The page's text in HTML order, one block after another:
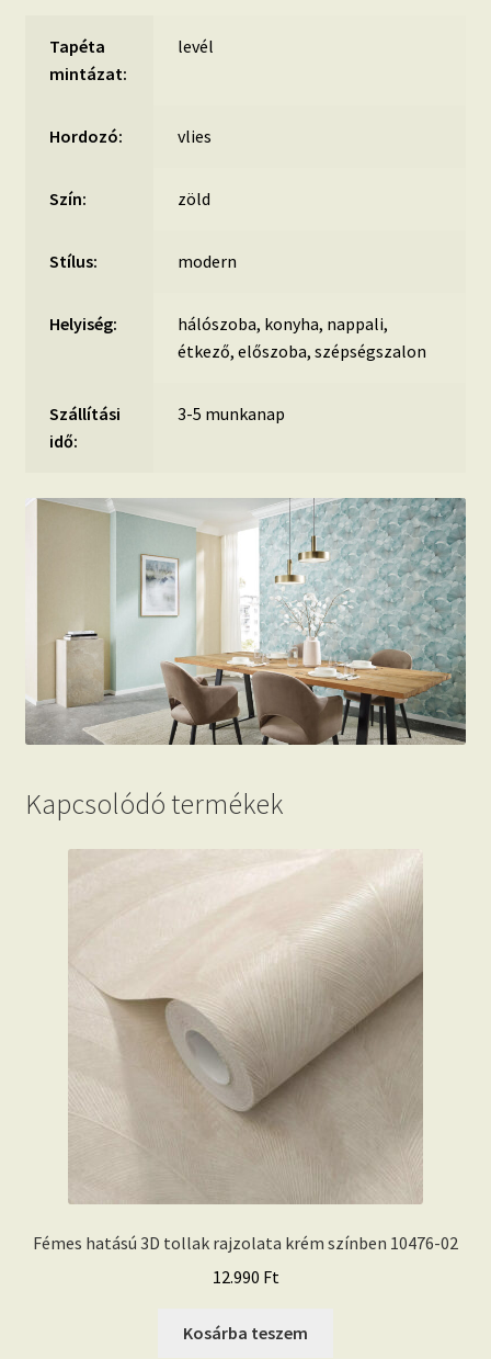
Tapéta
mintázat:
levél
Hordozó: vlies
Szín: zöld
Stílus: modern
Helyiség:
hálószoba, konyha, nappali,
étkező, előszoba, szépségszalon
Szállítási
idő:
3-5 munkanap
Kapcsolódó termékek
Fémes hatású 3D tollak rajzolata krém színben 10476-02
12.990 Ft
Kosárba teszem